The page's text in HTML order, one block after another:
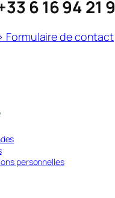
6 16 94 21
Formulaire de contact
personnelles